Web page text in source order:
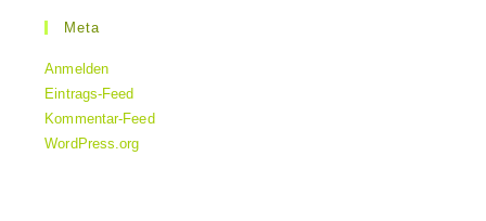
Meta
Anmelden
Eintrags-Feed
Kommentar-Feed
WordPress.org